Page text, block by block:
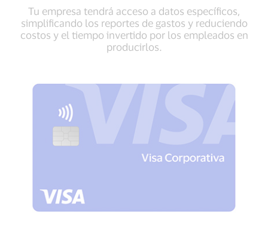
Tu empresa tendrá acceso a datos específicos,
simplificando los reportes de gastos y reduciendo
costos y el tiempo invertido por los empleados en
producirlos.